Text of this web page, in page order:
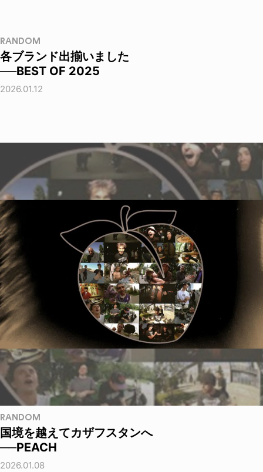
RANDOM
各ブランド出揃いました
──BEST OF 2025
2026.01.12
RANDOM
国境を越えてカザフスタンへ
──PEACH
2026.01.08